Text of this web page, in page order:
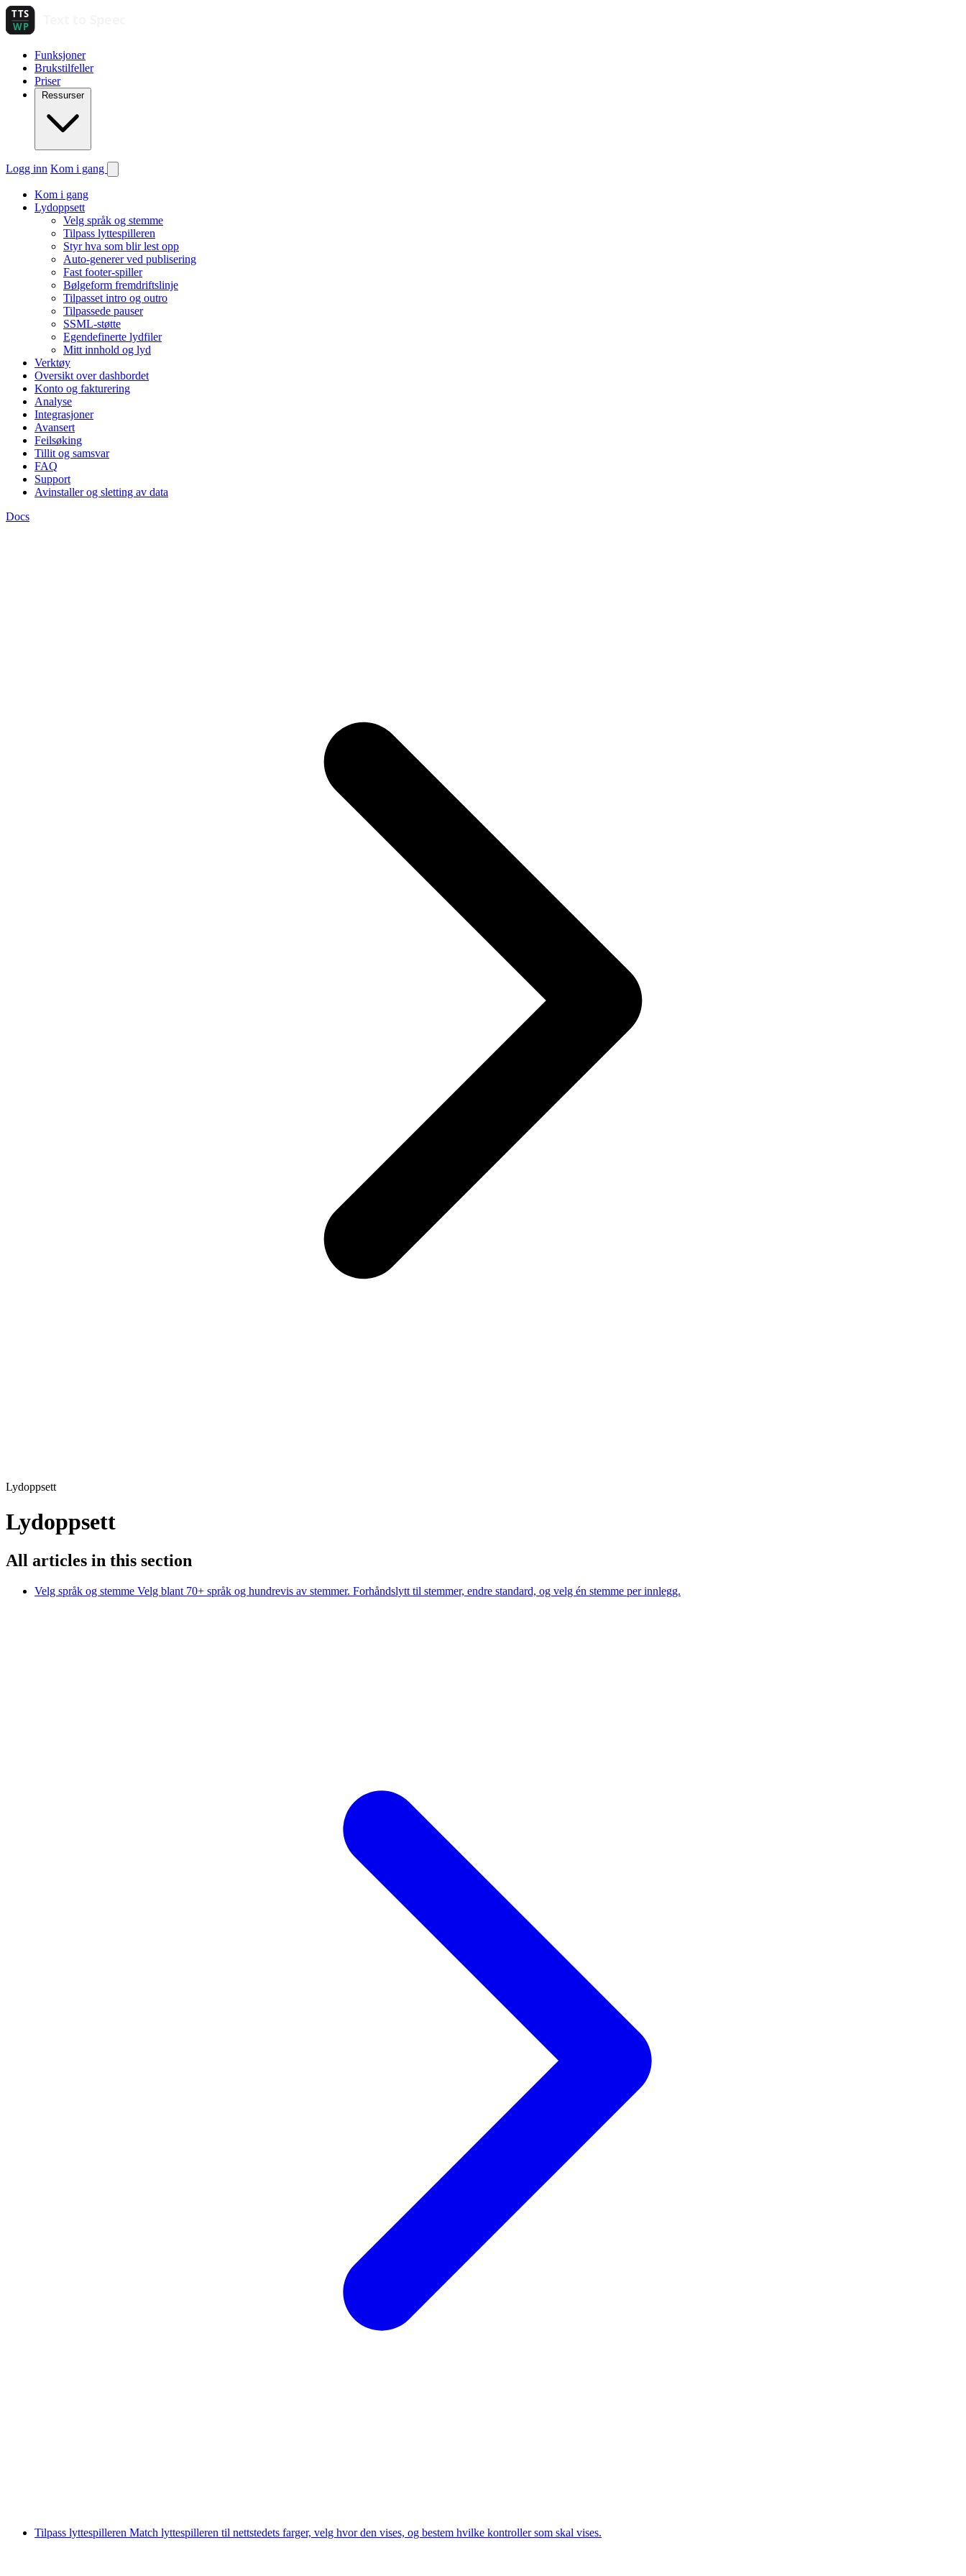
Funksjoner
Brukstilfeller
Priser
Ressurser
Logg inn Kom i gang
Kom i gang
Lydoppsett
Velg språk og stemme
Tilpass lyttespilleren
Styr hva som blir lest opp
Auto-generer ved publisering
Fast footer-spiller
Bølgeform fremdriftslinje
Tilpasset intro og outro
Tilpassede pauser
SSML-støtte
Egendefinerte lydfiler
Mitt innhold og lyd
Verktøy
Oversikt over dashbordet
Konto og fakturering
Analyse
Integrasjoner
Avansert
Feilsøking
Tillit og samsvar
FAQ
Support
Avinstaller og sletting av data
Docs
Lydoppsett
Lydoppsett
All articles in this section
Velg språk og stemme Velg blant 70+ språk og hundrevis av stemmer. Forhåndslytt til stemmer, endre standard, og velg én stemme per innlegg.
Tilpass lyttespilleren Match lyttespilleren til nettstedets farger, velg hvor den vises, og bestem hvilke kontroller som skal vises.